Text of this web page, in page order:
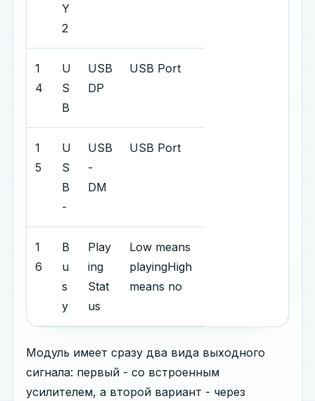
Y
2
1
4
U
S
B
USB
DP
USB Port
1
5
U
S
B
-
USB
-
DM
USB Port
1
6
B
u
s
y
Play
ing
Stat
us
Low means
playingHigh
means no
Модуль имеет сразу два вида выходного
сигнала: первый - со встроенным
усилителем, а второй вариант - через